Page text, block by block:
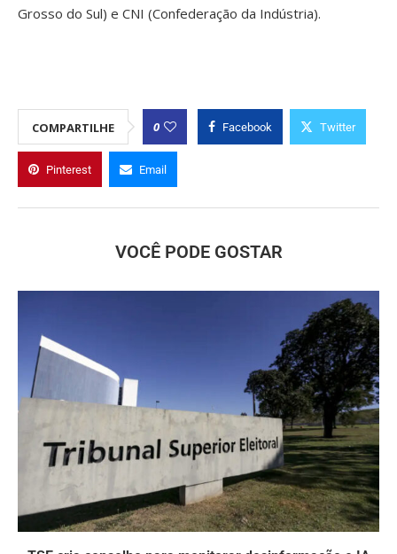
Grosso do Sul) e CNI (Confederação da Indústria).
COMPARTILHE 0 Facebook Twitter
Pinterest Email
VOCÊ PODE GOSTAR